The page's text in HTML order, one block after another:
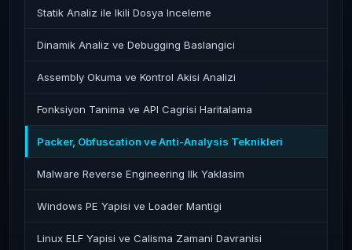
Statik Analiz ile Ikili Dosya Inceleme
Dinamik Analiz ve Debugging Baslangici
Assembly Okuma ve Kontrol Akisi Analizi
Fonksiyon Tanima ve API Cagrisi Haritalama
Packer, Obfuscation ve Anti-Analysis Teknikleri
Malware Reverse Engineering Ilk Yaklasim
Windows PE Yapisi ve Loader Mantigi
Linux ELF Yapisi ve Calisma Zamani Davranisi